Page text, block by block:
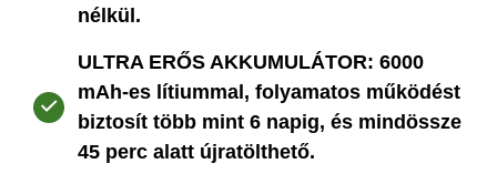
nélkül.
ULTRA ERŐS AKKUMULÁTOR: 6000
mAh-es lítiummal, folyamatos működést
biztosít több mint 6 napig, és mindössze
45 perc alatt újratölthető.